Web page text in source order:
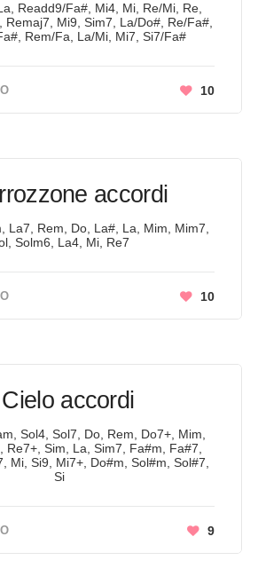
Readd9/Fa#, Mi4, Mi, Re/Mi, Re,
Remaj7, Mi9, Sim7, La/Do#, Re/Fa#,
Rem/Fa, La/Mi, Mi7, Si7/Fa#
10
accordi
La7, Rem, Do, La#, La, Mim, Mim7,
Solm6, La4, Mi, Re7
10
accordi
Sol4, Sol7, Do, Rem, Do7+, Mim,
Re7+, Sim, La, Sim7, Fa#m, Fa#7,
Mi, Si9, Mi7+, Do#m, Sol#m, Sol#7,
Si
9